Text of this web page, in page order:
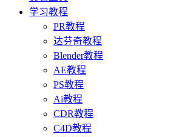
学习教程
PR教程
达芬奇教程
Blender教程
AE教程
PS教程
Ai教程
CDR教程
C4D教程